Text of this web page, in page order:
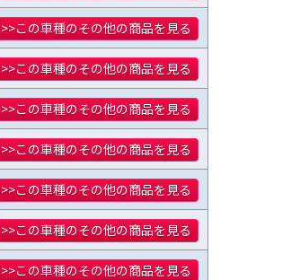
>>この車種のその他の商品を見る
>>この車種のその他の商品を見る
>>この車種のその他の商品を見る
>>この車種のその他の商品を見る
>>この車種のその他の商品を見る
>>この車種のその他の商品を見る
>>この車種のその他の商品を見る